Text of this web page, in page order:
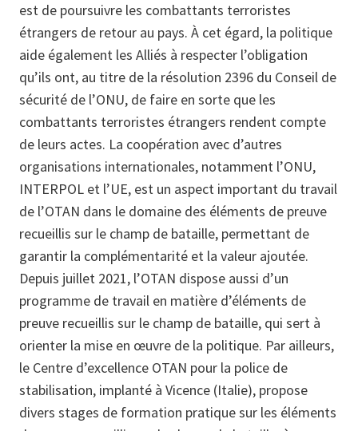
est de poursuivre les combattants terroristes
étrangers de retour au pays. À cet égard, la politique
aide également les Alliés à respecter l’obligation
qu’ils ont, au titre de la résolution 2396 du Conseil de
sécurité de l’ONU, de faire en sorte que les
combattants terroristes étrangers rendent compte
de leurs actes. La coopération avec d’autres
organisations internationales, notamment l’ONU,
INTERPOL et l’UE, est un aspect important du travail
de l’OTAN dans le domaine des éléments de preuve
recueillis sur le champ de bataille, permettant de
garantir la complémentarité et la valeur ajoutée.
Depuis juillet 2021, l’OTAN dispose aussi d’un
programme de travail en matière d’éléments de
preuve recueillis sur le champ de bataille, qui sert à
orienter la mise en œuvre de la politique. Par ailleurs,
le Centre d’excellence OTAN pour la police de
stabilisation, implanté à Vicence (Italie), propose
divers stages de formation pratique sur les éléments